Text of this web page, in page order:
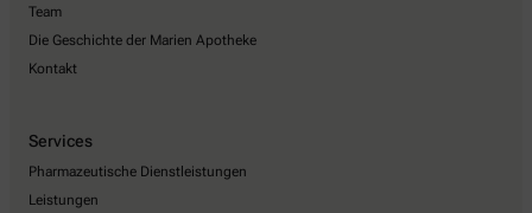
Team
Die Geschichte der Marien Apotheke
Kontakt
Services
Pharmazeutische Dienstleistungen
Leistungen